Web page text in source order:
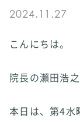
2024.11.27
こんにちは。
院長の瀨田浩之
本日は、第4水